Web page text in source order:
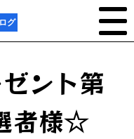
グ
ント第
者様☆